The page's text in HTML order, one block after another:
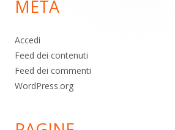
pagina
META
Accedi
Feed dei contenuti
Feed dei commenti
WordPress.org